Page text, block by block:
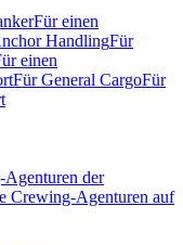
Für einen
HandlingFür
einen
Für General CargoFür
der
Crewing-Agenturen auf